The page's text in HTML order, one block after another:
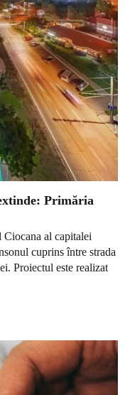
Primăria
al capitalei
cuprins între strada
Proiectul este realizat